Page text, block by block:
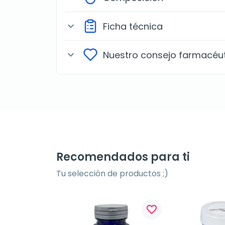
expand_more Ficha técnica
expand_more Nuestro consejo
Recomendados para ti
Tu selección de productos ;)
favorite_border